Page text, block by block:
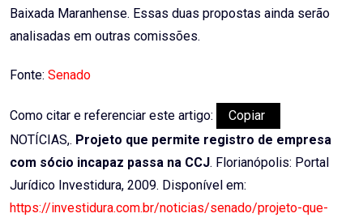
Baixada Maranhense. Essas duas propostas ainda serão
analisadas em outras comissões.
Fonte: Senado
Como citar e referenciar este artigo:
Copiar
NOTÍCIAS,. Projeto que permite registro de empresa
com sócio incapaz passa na CCJ. Florianópolis: Portal
Jurídico Investidura, 2009. Disponível em:
https://investidura.com.br/noticias/senado/projeto-que-